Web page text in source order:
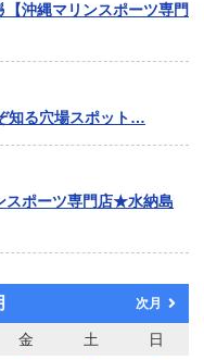
沖縄マリンスポーツ専門
知る穴場スポット…
スポーツ専門店★水納島
次月
金 土
日